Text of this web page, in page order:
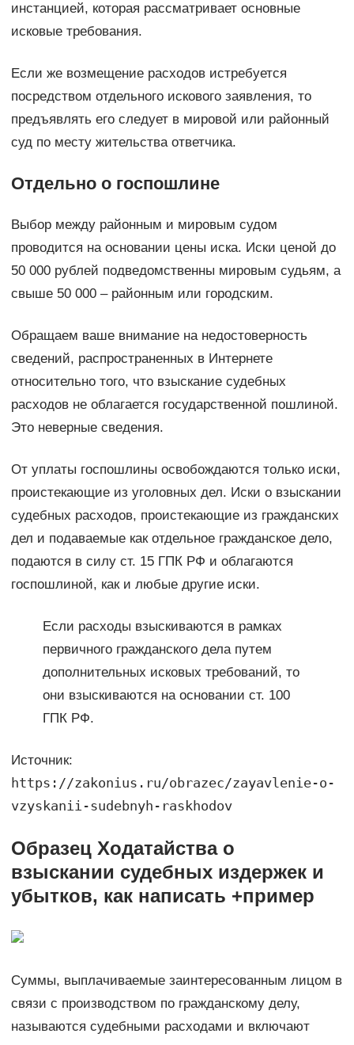
инстанцией, которая рассматривает основные
исковые требования.
Если же возмещение расходов истребуется
посредством отдельного искового заявления, то
предъявлять его следует в мировой или районный
суд по месту жительства ответчика.
Отдельно о госпошлине
Выбор между районным и мировым судом
проводится на основании цены иска. Иски ценой до
50 000 рублей подведомственны мировым судьям, а
свыше 50 000 – районным или городским.
Обращаем ваше внимание на недостоверность
сведений, распространенных в Интернете
относительно того, что взыскание судебных
расходов не облагается государственной пошлиной.
Это неверные сведения.
От уплаты госпошлины освобождаются только иски,
проистекающие из уголовных дел. Иски о взыскании
судебных расходов, проистекающие из гражданских
дел и подаваемые как отдельное гражданское дело,
подаются в силу ст. 15 ГПК РФ и облагаются
госпошлиной, как и любые другие иски.
Если расходы взыскиваются в рамках
первичного гражданского дела путем
дополнительных исковых требований, то
они взыскиваются на основании ст. 100
ГПК РФ.
Источник:
https://zakonius.ru/obrazec/zayavlenie-o-
vzyskanii-sudebnyh-raskhodov
Образец Ходатайства о
взыскании судебных издержек и
убытков, как написать +пример
Суммы, выплачиваемые заинтересованным лицом в
связи с производством по гражданскому делу,
называются судебными расходами и включают